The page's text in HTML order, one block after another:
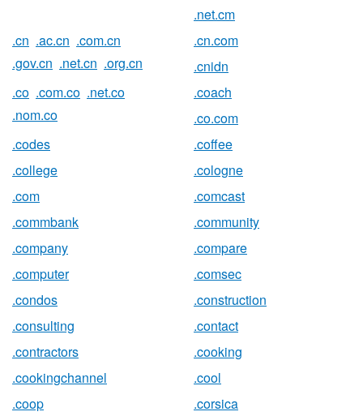
.net.cm
.cn .ac.cn .com.cn
.gov.cn .net.cn .org.cn
.cn.com
.cnidn
.co .com.co .net.co
.nom.co
.coach
.co.com
.codes
.coffee
.college
.cologne
.com
.comcast
.commbank
.community
.company
.compare
.computer
.comsec
.condos
.construction
.consulting
.contact
.contractors
.cooking
.cookingchannel
.cool
.coop
.corsica